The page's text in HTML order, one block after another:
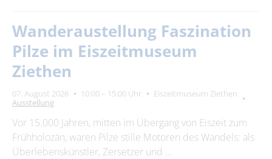
Wanderaustellung Faszination
Pilze im Eiszeitmuseum
Ziethen
07. August 2026 10:00 – 15:00 Uhr
Eiszeitmuseum Ziethen
Ausstellung
Vor 15.000 Jahren, mitten im Übergang von Eiszeit zum
Frühholozän, waren Pilze stille Motoren des Wandels: als
Überlebenskünstler, Zersetzer und …